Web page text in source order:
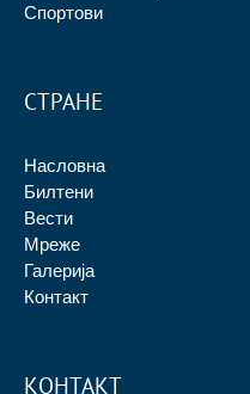
Спортови
СТРАНЕ
Насловна
Билтени
Вести
Мреже
Галерија
Контакт
КОНТАКТ